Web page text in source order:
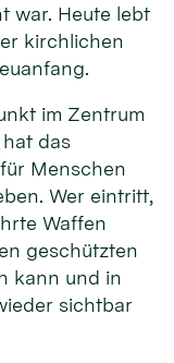
war. Heute lebt
kirchlichen
im Zentrum
das
Menschen
Wer eintritt,
Waffen
geschützten
kann und in
sichtbar